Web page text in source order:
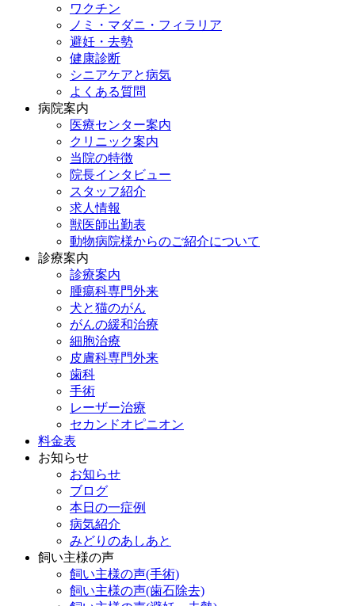
ワクチン
ノミ・マダニ・フィラリア
避妊・去勢
健康診断
シニアケアと病気
よくある質問
病院案内
医療センター案内
クリニック案内
当院の特徴
院長インタビュー
スタッフ紹介
求人情報
獣医師出勤表
動物病院様からのご紹介について
診療案内
診療案内
腫瘍科専門外来
犬と猫のがん
がんの緩和治療
細胞治療
皮膚科専門外来
歯科
手術
レーザー治療
セカンドオピニオン
料金表
お知らせ
お知らせ
ブログ
本日の一症例
病気紹介
みどりのあしあと
飼い主様の声
飼い主様の声(手術)
飼い主様の声(歯石除去)